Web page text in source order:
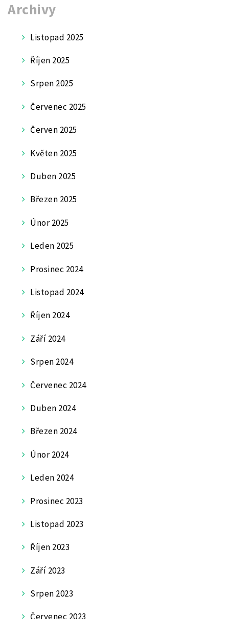
Archivy
Listopad 2025
Říjen 2025
Srpen 2025
Červenec 2025
Červen 2025
Květen 2025
Duben 2025
Březen 2025
Únor 2025
Leden 2025
Prosinec 2024
Listopad 2024
Říjen 2024
Září 2024
Srpen 2024
Červenec 2024
Duben 2024
Březen 2024
Únor 2024
Leden 2024
Prosinec 2023
Listopad 2023
Říjen 2023
Září 2023
Srpen 2023
Červenec 2023